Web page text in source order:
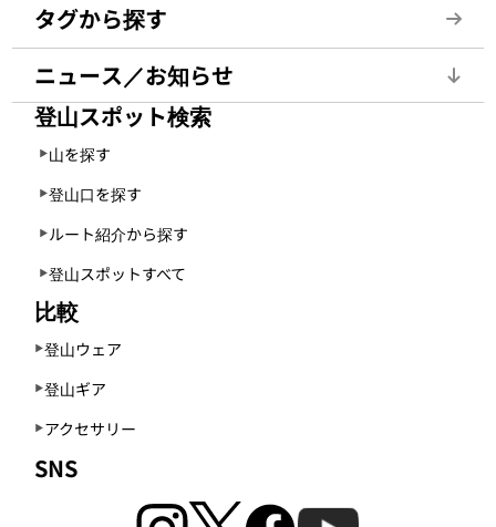
タグから探す
ニュース／お知らせ
登山スポット検索
山を探す
登山口を探す
ルート紹介から探す
登山スポットすべて
比較
登山ウェア
登山ギア
アクセサリー
SNS